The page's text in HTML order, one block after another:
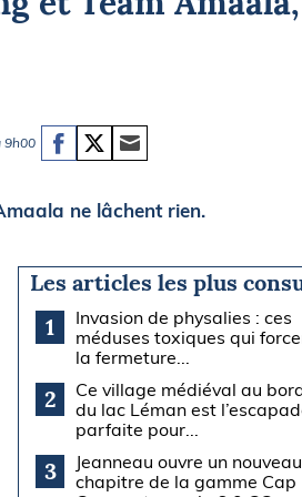
9h00
ne lâchent rien.
Les articles les plus
1
Invasion de physalies : ces
méduses toxiques qui
la fermeture...
2
Ce village médiéval au
du lac Léman est
parfaite pour...
3
Jeanneau ouvre un nouveau
chapitre de la gamme Cap